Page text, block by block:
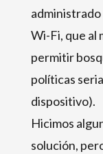
Wi-Fi, que al
permitir
políticas
dispositivo).
Hicimos
solución,